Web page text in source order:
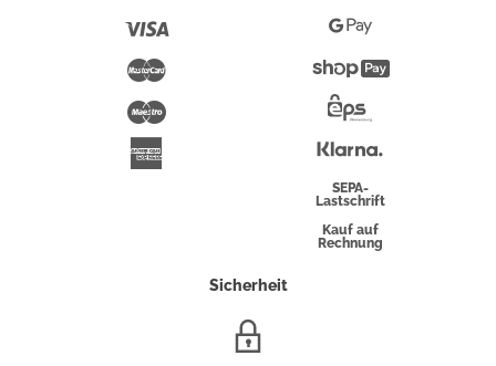
Maestro
Pay
Google
Pay
Überweisung
SEPA-
Lastschrift
Kauf auf
Rechnung
Sicherheit